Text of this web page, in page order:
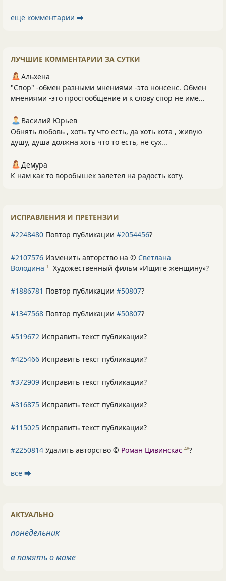
ещё комментарии ⮕
ЛУЧШИЕ КОММЕНТАРИИ ЗА СУТКИ
Альхена
"Спор" -обмен разными мнениями -это нонсенс. Обмен
мнениями -это простообщение и к слову спор не име...
Василий Юрьев
Обнять любовь , хоть ту что есть, да хоть кота , живую
душу, душа должна хоть что то есть, не сух...
Демура
К нам как то воробышек залетел на радость коту.
ИСПРАВЛЕНИЯ И ПРЕТЕНЗИИ
#2248480 Повтор публикации #2054456?
#2107576 Изменить авторство на © Светлана
Володина 1 Художественный фильм «Ищите женщину»?
#1886781 Повтор публикации #50807?
#1347568 Повтор публикации #50807?
#519672 Исправить текст публикации?
#425466 Исправить текст публикации?
#372909 Исправить текст публикации?
#316875 Исправить текст публикации?
#115025 Исправить текст публикации?
#2250814 Удалить авторство © Роман Цивинскас 48?
все ⮕
АКТУАЛЬНО
понедельник
в память о маме